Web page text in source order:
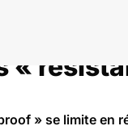
«
» se limite en